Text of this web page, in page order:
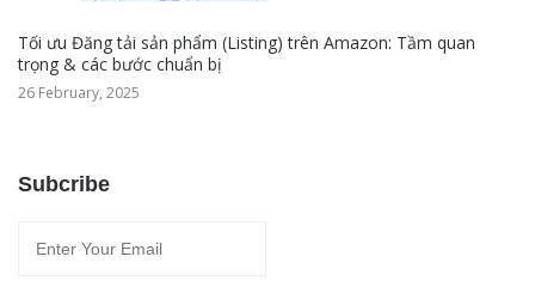
Tối ưu Đăng tải sản phẩm (Listing) trên Amazon: Tầm quan
trọng & các bước chuẩn bị
26 February, 2025
Subcribe